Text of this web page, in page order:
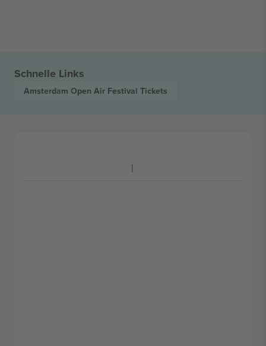
Schnelle Links
Amsterdam Open Air Festival Tickets